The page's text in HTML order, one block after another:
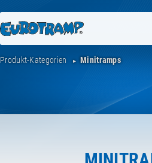
Produkt-Kategorien Minitramps